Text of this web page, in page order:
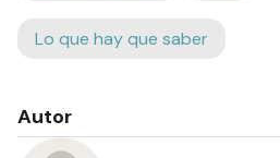
Lo que hay que saber
Autor